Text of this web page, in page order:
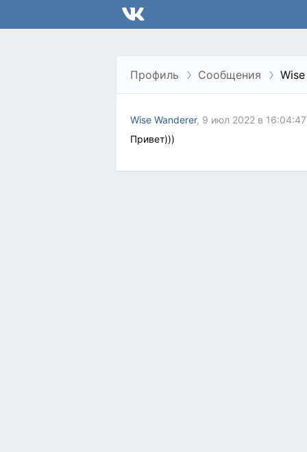
Профиль Сообщения
Wise Wanderer, 9 июл 2022 в 16:04:47
Пpивет)))